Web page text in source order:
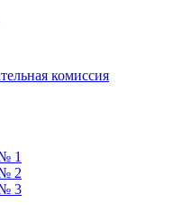
комиссия
1
2
№ 3